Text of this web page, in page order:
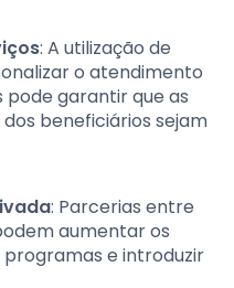
: A utilização de
o atendimento
garantir que as
beneficiários sejam
: Parcerias entre
aumentar os
e introduzir